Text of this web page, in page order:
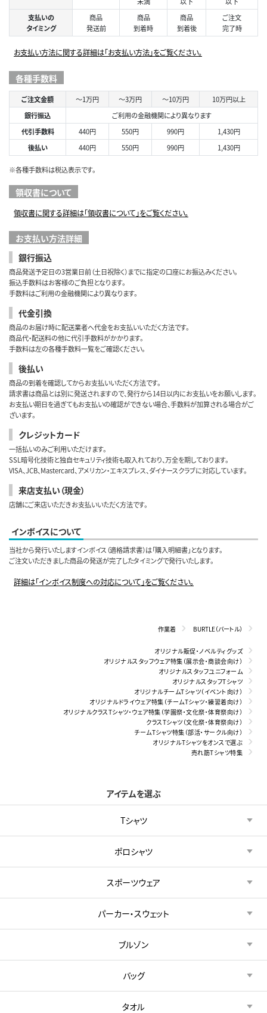
支払いの
タイミング
商品
発送前
商品
到着時
商品
到着後
ご注文
完了時
お支払い方法に関する詳細は「お支払い方法」をご覧ください。
各種手数料
ご注文金額 ～1万円 ～3万円 ～10万円
10万円以上
銀行振込
ご利用の金融機関により異なります
代引手数料
440円 550円 990円
1,430円
後払い
440円 550円 990円 1,430円
※各種手数料は税込表示です。
領収書について
領収書に関する詳細は「領収書について」をご覧ください。
お支払い方法詳細
銀行振込
商品発送予定日の3営業日前（土日祝除く）までに指定の口座にお振込みください。
振込手数料はお客様のご負担となります。
手数料はご利用の金融機関により異なります。
代金引換
商品のお届け時に配送業者へ代金をお支払いいただく方法です。
商品代・配送料の他に代引手数料がかかります。
手数料は左の各種手数料一覧をご確認ください。
後払い
商品の到着を確認してからお支払いいただく方法です。
請求書は商品とは別に発送されますので、発行から14日以内にお支払いをお願いします。
お支払い期日を過ぎてもお支払いの確認ができない場合、手数料が加算される場合がご
ざいます。
クレジットカード
一括払いのみご利用いただけます。
SSL暗号化技術と独自セキュリティ技術も取入れており、万全を期しております。
VISA、JCB、Mastercard、アメリカン・エキスプレス、ダイナースクラブに対応しています。
来店支払い（現金）
店舗にご来店いただきお支払いいただく方法です。
インボイスについて
当社から発行いたしますインボイス（適格請求書）は「購入明細書」となります。
ご注文いただきました商品の発送が完了したタイミングで発行いたします。
詳細は「インボイス制度への対応について」をご覧ください。
作業着 BURTLE（バートル）
オリジナル販促・ノベルティグッズ
オリジナルスタッフウェア特集（展示会・商談会向け）
オリジナルスタッフユニフォーム
オリジナルスタッフTシャツ
オリジナルチームTシャツ（イベント向け）
オリジナルドライウェア特集（チームTシャツ・練習着向け）
オリジナルクラスTシャツ・ウェア特集（学園祭・文化祭・体育祭向け）
クラスTシャツ（文化祭・体育祭向け）
チームTシャツ特集（部活・サークル向け）
オリジナルTシャツをオンスで選ぶ
売れ筋Tシャツ特集
アイテムを選ぶ
Tシャツ
ポロシャツ
スポーツウェア
パーカー・スウェット
ブルゾン
バッグ
タオル